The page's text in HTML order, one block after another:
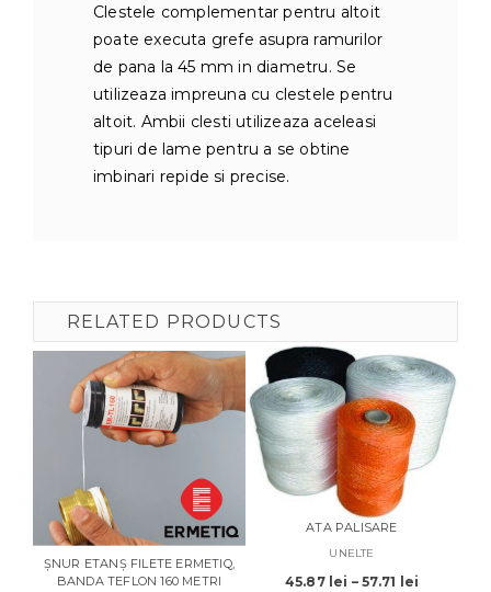
Clestele complementar pentru altoit
poate executa grefe asupra ramurilor
de pana la 45 mm in diametru. Se
utilizeaza impreuna cu clestele pentru
altoit. Ambii clesti utilizeaza aceleasi
tipuri de lame pentru a se obtine
imbinari repide si precise.
RELATED PRODUCTS
ȘNUR ETANȘ FILETE ERMETIQ,
BANDA TEFLON 160 METRI
ATA PALISARE
UNELTE
45.87 lei – 57.71 lei